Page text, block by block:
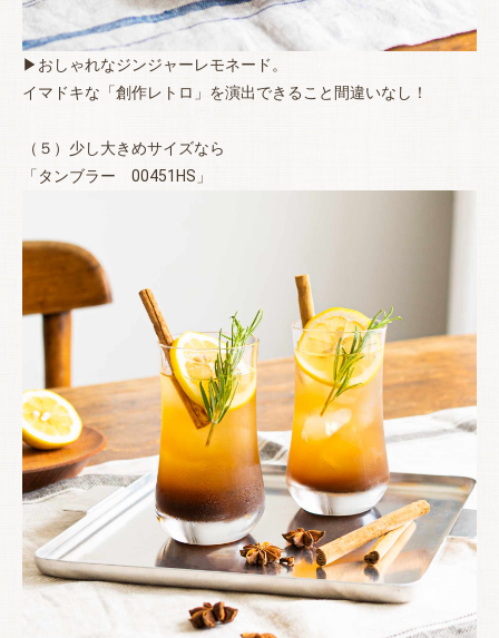
▶おしゃれなジンジャーレモネード。
イマドキな「創作レトロ」を演出できること間違いなし！
（５）少し大きめサイズなら
「タンブラー 00451HS」